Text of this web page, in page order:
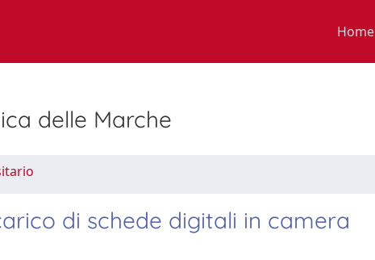
Home
delle Marche
di schede digitali in camera